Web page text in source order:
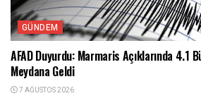
GÜNDEM
AFAD Duyurdu: Marmaris Açıklarında 4.1
Meydana Geldi
7 AĞUSTOS 2026